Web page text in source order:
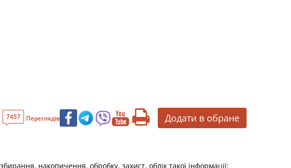
7457 Переглядів Додати в обране
накопичення, обробку, захист, облік такої інформації: